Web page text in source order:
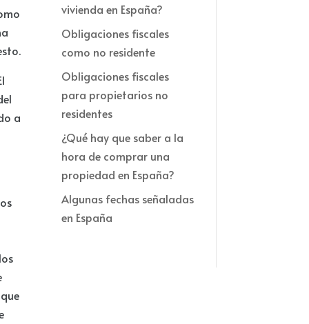
a
vivienda en España?
Obligaciones fiscales
como no residente
Obligaciones fiscales
para propietarios no
residentes
¿Qué hay que saber a la
hora de comprar una
propiedad en España?
Algunas fechas señaladas
en España